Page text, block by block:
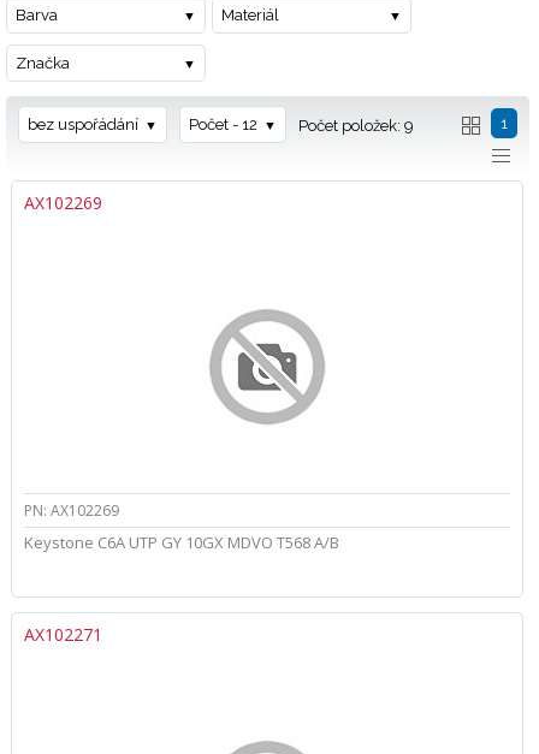
Barva Materiál
Značka
1
bez uspořádání Počet - 12 Počet položek: 9
AX102269
PN: AX102269
Keystone C6A UTP GY 10GX MDVO T568 A/B
AX102271